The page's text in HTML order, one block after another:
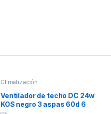
Climatización
Ventilador de techo DC 24w
KOS negro 3 aspas 60d 6